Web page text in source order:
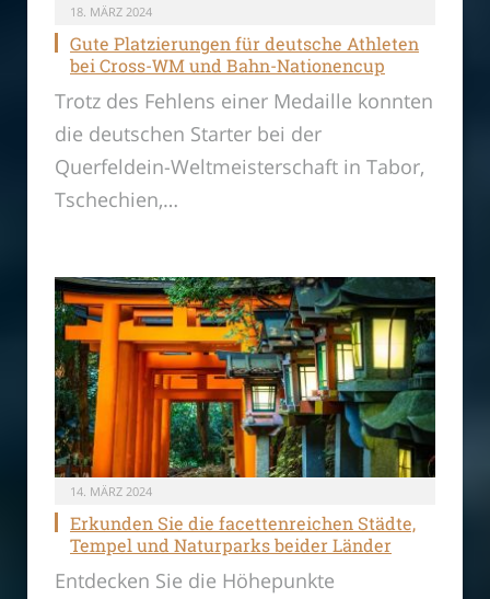
18. MÄRZ 2024
Gute Platzierungen für deutsche Athleten
bei Cross-WM und Bahn-Nationencup
Trotz des Fehlens einer Medaille konnten
die deutschen Starter bei der
Querfeldein-Weltmeisterschaft in Tabor,
Tschechien,…
14. MÄRZ 2024
Erkunden Sie die facettenreichen Städte,
Tempel und Naturparks beider Länder
Entdecken Sie die Höhepunkte